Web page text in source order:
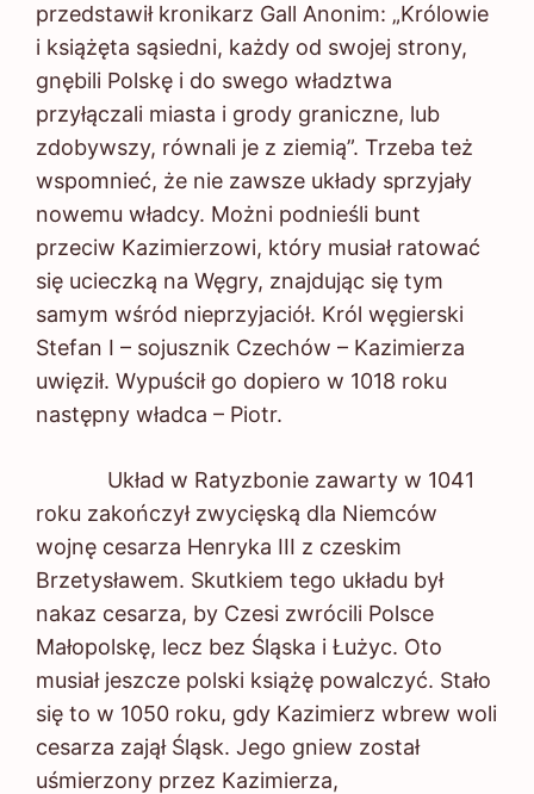
przedstawił kronikarz Gall Anonim: „Królowie
i książęta sąsiedni, każdy od swojej strony,
gnębili Polskę i do swego władztwa
przyłączali miasta i grody graniczne, lub
zdobywszy, równali je z ziemią”. Trzeba też
wspomnieć, że nie zawsze układy sprzyjały
nowemu władcy. Możni podnieśli bunt
przeciw Kazimierzowi, który musiał ratować
się ucieczką na Węgry, znajdując się tym
samym wśród nieprzyjaciół. Król węgierski
Stefan I – sojusznik Czechów – Kazimierza
uwięził. Wypuścił go dopiero w 1018 roku
następny władca – Piotr.
Układ w Ratyzbonie zawarty w 1041
roku zakończył zwycięską dla Niemców
wojnę cesarza Henryka III z czeskim
Brzetysławem. Skutkiem tego układu był
nakaz cesarza, by Czesi zwrócili Polsce
Małopolskę, lecz bez Śląska i Łużyc. Oto
musiał jeszcze polski książę powalczyć. Stało
się to w 1050 roku, gdy Kazimierz wbrew woli
cesarza zajął Śląsk. Jego gniew został
uśmierzony przez Kazimierza,